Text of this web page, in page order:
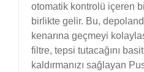
otomatik kontrolü içeren
birlikte gelir. Bu,
kenarına geçmeyi
filtre, tepsi tutacağını
kaldırmanızı sağlayan